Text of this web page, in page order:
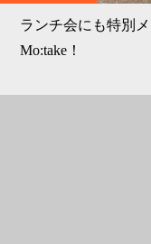
ランチ会にも特別
Mo:take！